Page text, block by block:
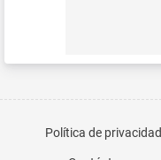
Política de privacidad